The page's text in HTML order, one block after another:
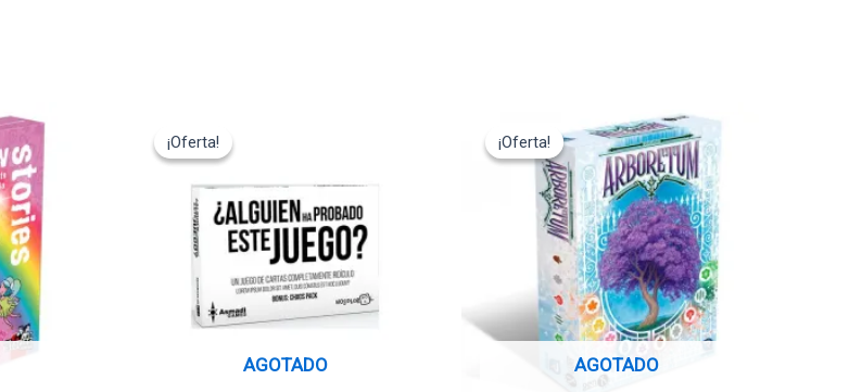
¡Oferta!
AGOTADO
¡Oferta!
precio
original
14,95€.13,45€.
¡Oferta!
AGOTADO
¡Oferta!
precio
original
19,95€.
precio
actual
es:
17,95€.